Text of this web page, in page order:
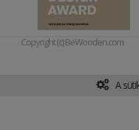
Copyright (c) BeWooden.com
A